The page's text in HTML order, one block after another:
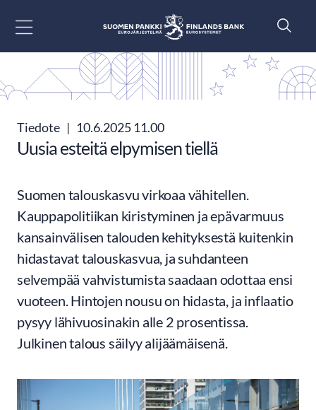
Tiedote | 10.6.2025 11.00
Uusia esteitä elpymisen tiellä
Suomen talouskasvu virkoaa vähitellen.
Kauppapolitiikan kiristyminen ja epävarmuus
kansainvälisen talouden kehityksestä kuitenkin
hidastavat talouskasvua, ja suhdanteen
selvempää vahvistumista saadaan odottaa ensi
vuoteen. Hintojen nousu on hidasta, ja inflaatio
pysyy lähivuosinakin alle 2 prosentissa.
Julkinen talous säilyy alijäämäisenä.